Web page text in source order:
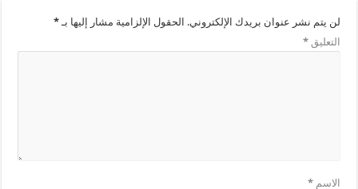
لن يتم نشر عنوان بريدك الإلكتروني. الحقول الإلزامية مشار إليها بـ*
التعليق*
الاسم*